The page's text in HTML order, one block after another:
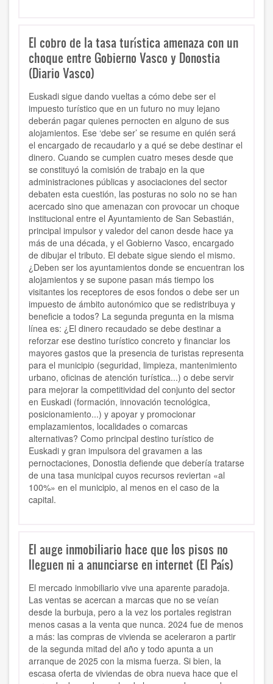
El cobro de la tasa turística amenaza con un
choque entre Gobierno Vasco y Donostia
(Diario Vasco)
Euskadi sigue dando vueltas a cómo debe ser el
impuesto turístico que en un futuro no muy lejano
deberán pagar quienes pernocten en alguno de sus
alojamientos. Ese ‘debe ser’ se resume en quién será
el encargado de recaudarlo y a qué se debe destinar el
dinero. Cuando se cumplen cuatro meses desde que
se constituyó la comisión de trabajo en la que
administraciones públicas y asociaciones del sector
debaten esta cuestión, las posturas no solo no se han
acercado sino que amenazan con provocar un choque
institucional entre el Ayuntamiento de San Sebastián,
principal impulsor y valedor del canon desde hace ya
más de una década, y el Gobierno Vasco, encargado
de dibujar el tributo. El debate sigue siendo el mismo.
¿Deben ser los ayuntamientos donde se encuentran los
alojamientos y se supone pasan más tiempo los
visitantes los receptores de esos fondos o debe ser un
impuesto de ámbito autonómico que se redistribuya y
beneficie a todos? La segunda pregunta en la misma
línea es: ¿El dinero recaudado se debe destinar a
reforzar ese destino turístico concreto y financiar los
mayores gastos que la presencia de turistas representa
para el municipio (seguridad, limpieza, mantenimiento
urbano, oficinas de atención turística...) o debe servir
para mejorar la competitividad del conjunto del sector
en Euskadi (formación, innovación tecnológica,
posicionamiento...) y apoyar y promocionar
emplazamientos, localidades o comarcas
alternativas? Como principal destino turístico de
Euskadi y gran impulsora del gravamen a las
pernoctaciones, Donostia defiende que debería tratarse
de una tasa municipal cuyos recursos reviertan «al
100%» en el municipio, al menos en el caso de la
capital.
El auge inmobiliario hace que los pisos no
lleguen ni a anunciarse en internet (El País)
El mercado inmobiliario vive una aparente paradoja.
Las ventas se acercan a marcas que no se veían
desde la burbuja, pero a la vez los portales registran
menos casas a la venta que nunca. 2024 fue de menos
a más: las compras de vivienda se aceleraron a partir
de la segunda mitad del año y todo apunta a un
arranque de 2025 con la misma fuerza. Si bien, la
escasa oferta de viviendas de obra nueva hace que el